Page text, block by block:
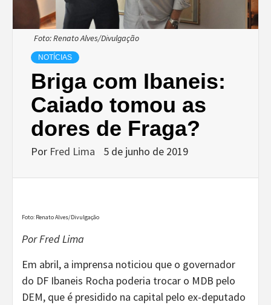
Foto: Renato Alves/Divulgação
NOTÍCIAS
Briga com Ibaneis:
Caiado tomou as
dores de Fraga?
Por Fred Lima 5 de junho de 2019
Foto: Renato Alves/Divulgação
Por Fred Lima
Em abril, a imprensa noticiou que o governador
do DF Ibaneis Rocha poderia trocar o MDB pelo
DEM, que é presidido na capital pelo ex-deputado